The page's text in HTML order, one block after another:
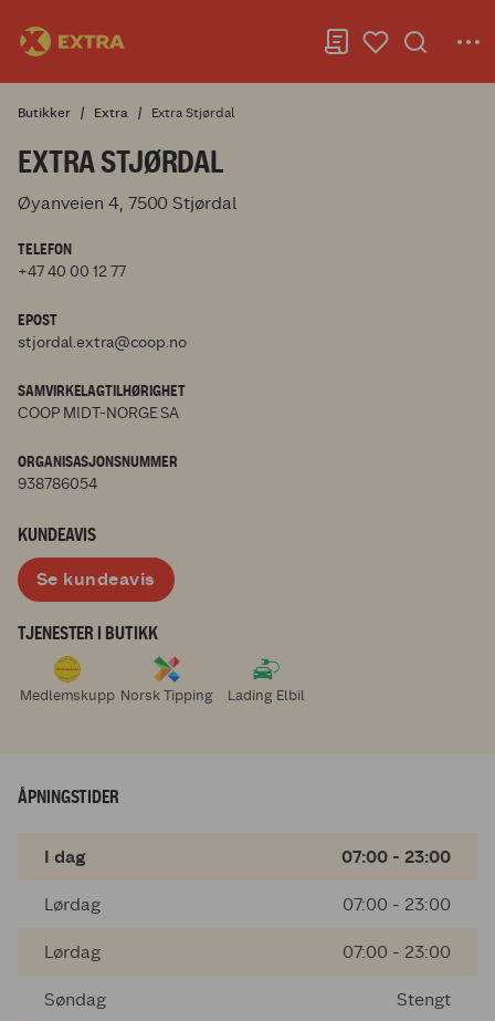
Butikker Extra Extra Stjørdal
EXTRA STJØRDAL
Øyanveien 4, 7500 Stjørdal
TELEFON
+47 40 00 12 77
EPOST
stjordal.extra@coop.no
SAMVIRKELAGTILHØRIGHET
COOP MIDT-NORGE SA
ORGANISASJONSNUMMER
938786054
KUNDEAVIS
Se kundeavis
TJENESTER I BUTIKK
Medlemskupp Norsk Tipping Lading Elbil
ÅPNINGSTIDER
I dag 07:00 - 23:00
Lørdag 07:00 - 23:00
Lørdag 07:00 - 23:00
Søndag Stengt